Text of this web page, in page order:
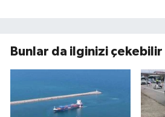
Bunlar da ilginizi çekebilir